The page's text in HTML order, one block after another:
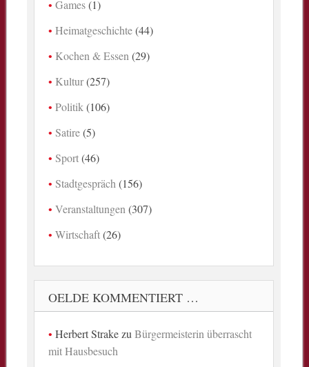
Games(1)
Heimatgeschichte(44)
Kochen & Essen (29)
Kultur(257)
Politik (106)
Satire(5)
Sport(46)
Stadtgespräch (156)
Veranstaltungen (307)
Wirtschaft(26)
OELDE KOMMENTIERT …
Herbert StrakezuBürgermeisterin überrascht
mit Hausbesuch